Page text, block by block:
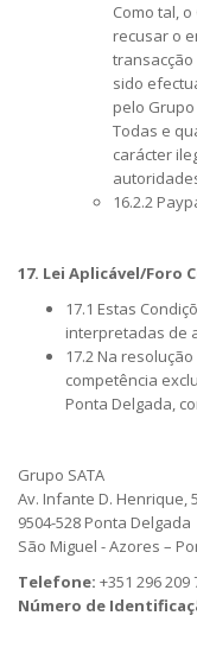
Como tal,
recusar o
sido
pelo Grupo
Todas e
carácter
16.2.2
17. Lei Aplicável/Foro
17.1 Estas
interpretadas de
17.2 Na
competência
Ponta Delgada,
Grupo SATA
Av. Infante D. Henrique,
9504-528 Ponta Delgada
São Miguel - Azores –
Telefone: +351 296 209
Número de